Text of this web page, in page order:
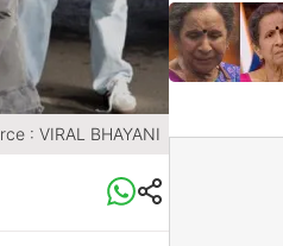
: VIRAL BHAYANI